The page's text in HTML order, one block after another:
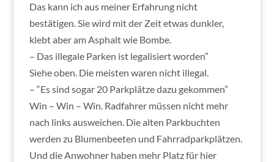
Das kann ich aus meiner Erfahrung nicht
bestätigen. Sie wird mit der Zeit etwas dunkler,
klebt aber am Asphalt wie Bombe.
– Das illegale Parken ist legalisiert worden”
Siehe oben. Die meisten waren nicht illegal.
– “Es sind sogar 20 Parkplätze dazu gekommen”
Win – Win – Win. Radfahrer müssen nicht mehr
nach links ausweichen. Die alten Parkbuchten
werden zu Blumenbeeten und Fahrradparkplätzen.
Und die Anwohner haben mehr Platz für hier